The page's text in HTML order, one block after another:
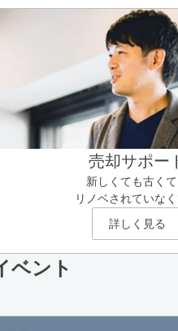
売却サポー
新しくても古くて
リノベされていな
詳しく見る
ベント